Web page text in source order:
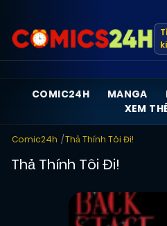
COMIC24H MANGA
XEM
Comic24h Thả Thính Tôi Đi!
Thả Thính Tôi Đi!